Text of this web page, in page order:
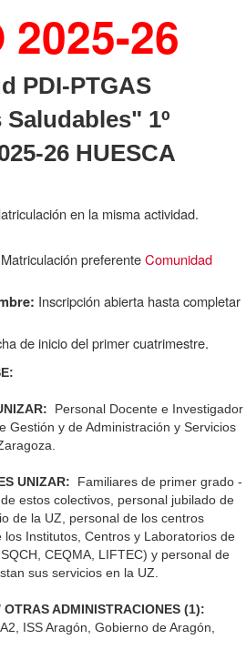
2025-26
PDI-PTGAS
1º
26 HUESCA
en la misma actividad.
preferenteComunidad
Inscripción abierta hasta completar
de inicio del primer cuatrimestre.
Personal Docente e Investigador
Gestión y de Administración y Servicios
UNIZAR: Familiares de primer grado -
estos colectivos, personal jubilado de
de la UZ, personal de los centros
los Institutos, Centros y Laboratorios de
CEQMA, LIFTEC) y personal de
sus servicios en la UZ.
ADMINISTRACIONES (1):
ISS Aragón, Gobierno de Aragón,